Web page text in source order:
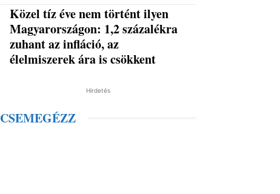
Közel tíz éve nem történt ilyen
Magyarországon: 1,2 százalékra
zuhant az infláció, az
élelmiszerek ára is csökkent
Hirdetés
CSEMEGÉZZ